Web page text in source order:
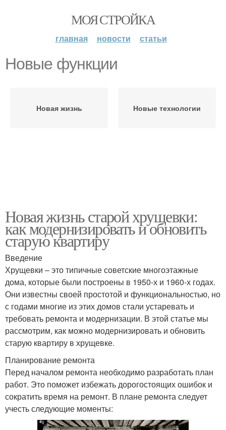
МОЯ СТРОЙКА
главная новости статьи
Новые функции
Новая жизнь Новые технологии
Новая жизнь старой хрущевки:
как модернизировать и обновить
старую квартиру
Введение
Хрущевки – это типичные советские многоэтажные
дома, которые были построены в 1950-х и 1960-х годах.
Они известны своей простотой и функциональностью, но
с годами многие из этих домов стали устаревать и
требовать ремонта и модернизации. В этой статье мы
рассмотрим, как можно модернизировать и обновить
старую квартиру в хрущевке.
Планирование ремонта
Перед началом ремонта необходимо разработать план
работ. Это поможет избежать дорогостоящих ошибок и
сократить время на ремонт. В плане ремонта следует
учесть следующие моменты: